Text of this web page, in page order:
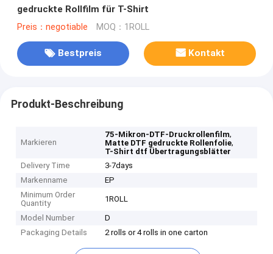
gedruckte Rollfilm für T-Shirt
Preis：negotiable MOQ：1ROLL
Bestpreis Kontakt
Produkt-Beschreibung
Markieren
75-Mikron-DTF-Druckrollenfilm,
Matte DTF gedruckte Rollenfolie,
T-Shirt dtf Übertragungsblätter
Delivery Time
3-7days
Markenname
EP
Minimum Order
Quantity
1ROLL
Model Number
D
Packaging Details
2 rolls or 4 rolls in one carton